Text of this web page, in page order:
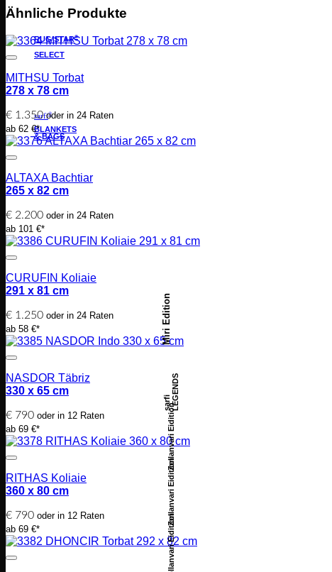
RUG STAR®
SELECT
sarfi®
BLANKETS
& BAGS
Miri Edition
sarfiLEGENDS
Zollanvari Eidition
Zollanvari Eidition
Zollanvari Eidition
Ähnliche Produkte
MITHSU Torbat
278 x 78 cm
€ 1.350 oder in 24 Raten
ab 62 €*
ALTAXA Bachtiar
265 x 82 cm
€ 2.200 oder in 24 Raten
ab 101 €*
CURUFIN Koliaie
291 x 81 cm
€ 1.250 oder in 24 Raten
ab 58 €*
NASDOR Täbriz
330 x 65 cm
€ 790 oder in 12 Raten
ab 69 €*
RITHAS Koliaie
360 x 80 cm
€ 790 oder in 12 Raten
ab 69 €*